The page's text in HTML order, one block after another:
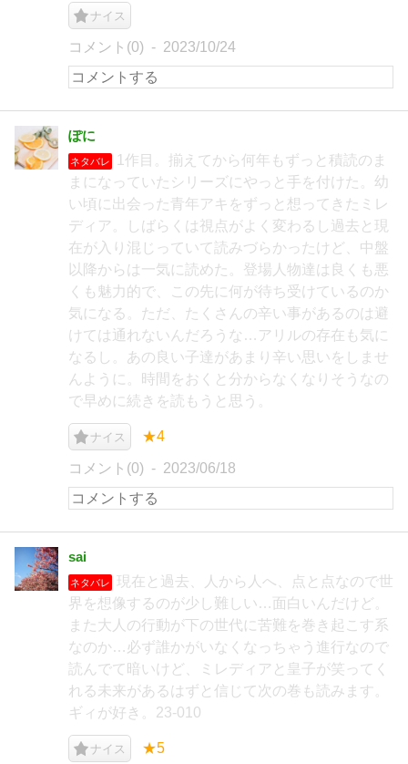
ナイス
コメント(0) 2023/10/24
ぽに
ネタバレ
1作目。揃えてから何年もずっと積読のま
まになっていたシリーズにやっと手を付けた。幼
い頃に出会った青年アキをずっと想ってきたミレ
ディア。しばらくは視点がよく変わるし過去と現
在が入り混じっていて読みづらかったけど、中盤
以降からは一気に読めた。登場人物達は良くも悪
くも魅力的で、この先に何が待ち受けているのか
気になる。ただ、たくさんの辛い事があるのは避
けては通れないんだろうな…アリルの存在も気に
なるし。あの良い子達があまり辛い思いをしませ
んように。時間をおくと分からなくなりそうなの
で早めに続きを読もうと思う。
ナイス ★4
コメント(0) 2023/06/18
sai
ネタバレ
現在と過去、人から人へ、点と点なので世
界を想像するのが少し難しい…面白いんだけど。
また大人の行動が下の世代に苦難を巻き起こす系
なのか…必ず誰かがいなくなっちゃう進行なので
読んでて暗いけど、ミレディアと皇子が笑ってく
れる未来があるはずと信じて次の巻も読みます。
ギィが好き。23-010
ナイス ★5